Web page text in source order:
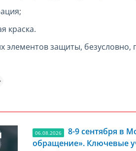
краска.
элементов защиты,
06.08.2026
8-9 сентября в
обращение». Ключевые